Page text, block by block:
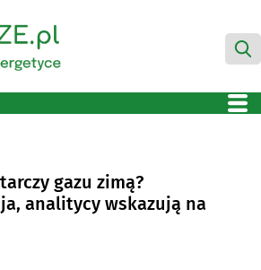
gazu zimą?
analitycy wskazują na